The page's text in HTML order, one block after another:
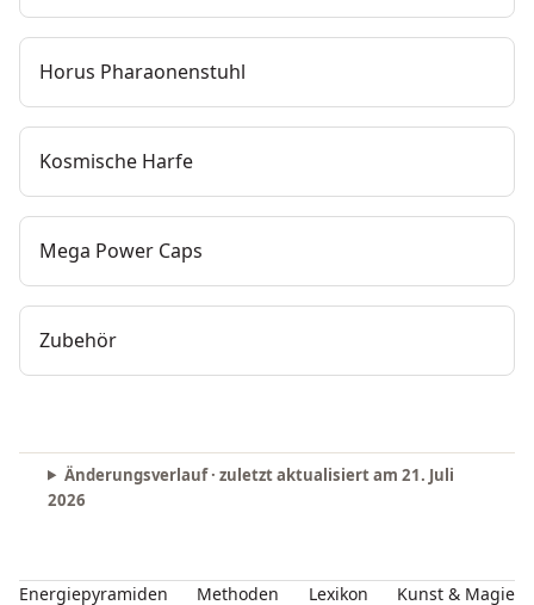
Horus Pharaonenstuhl
Kosmische Harfe
Mega Power Caps
Zubehör
Änderungsverlauf · zuletzt aktualisiert am 21. Juli
2026
Energiepyramiden Methoden Lexikon Kunst & Magie